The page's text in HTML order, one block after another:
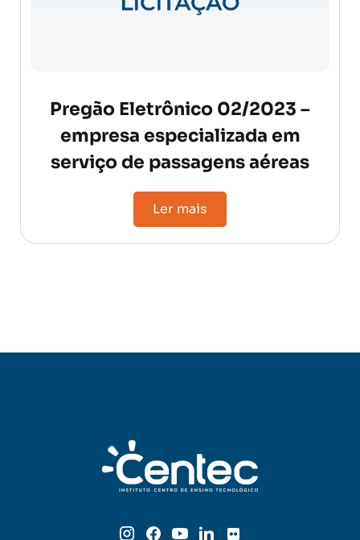
Pregão Eletrônico 02/2023 –
empresa especializada em
serviço de passagens aéreas
Ler mais